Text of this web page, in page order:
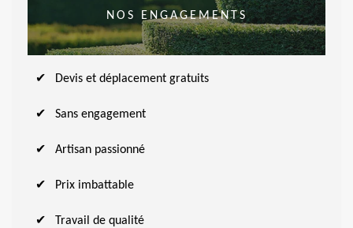
NOS ENGAGEMENTS
Devis et déplacement gratuits
Sans engagement
Artisan passionné
Prix imbattable
Travail de qualité